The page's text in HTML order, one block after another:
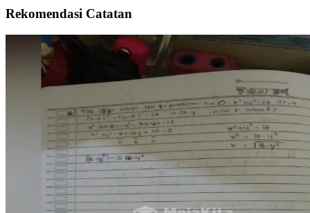
Rekomendasi Catatan